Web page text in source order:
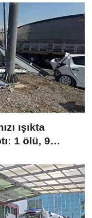
ışıkta
1 ölü, 9